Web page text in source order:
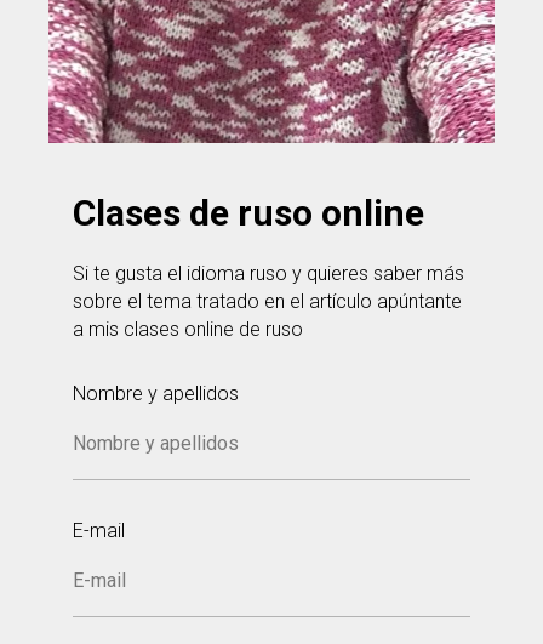
Clases de ruso online
Si te gusta el idioma ruso y quieres saber más
sobre el tema tratado en el artículo apúntante
a mis clases online de ruso
Nombre y apellidos
E-mail